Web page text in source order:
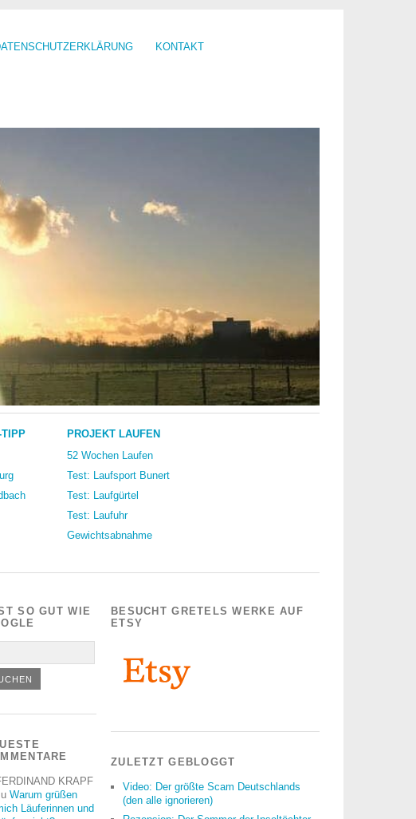
KONTAKT
PROJEKT LAUFEN
52 Wochen Laufen
Test: Laufsport Bunert
Test: Laufgürtel
Test: Laufuhr
Gewichtsabnahme
SO GUT WIE
KRAPF
Warum grüßen
Läuferinnen und
BESUCHT GRETELS WERKE AUF
ETSY
ZULETZT GEBLOGGT
Video: Der größte Scam Deutschlands
(den alle ignorieren)